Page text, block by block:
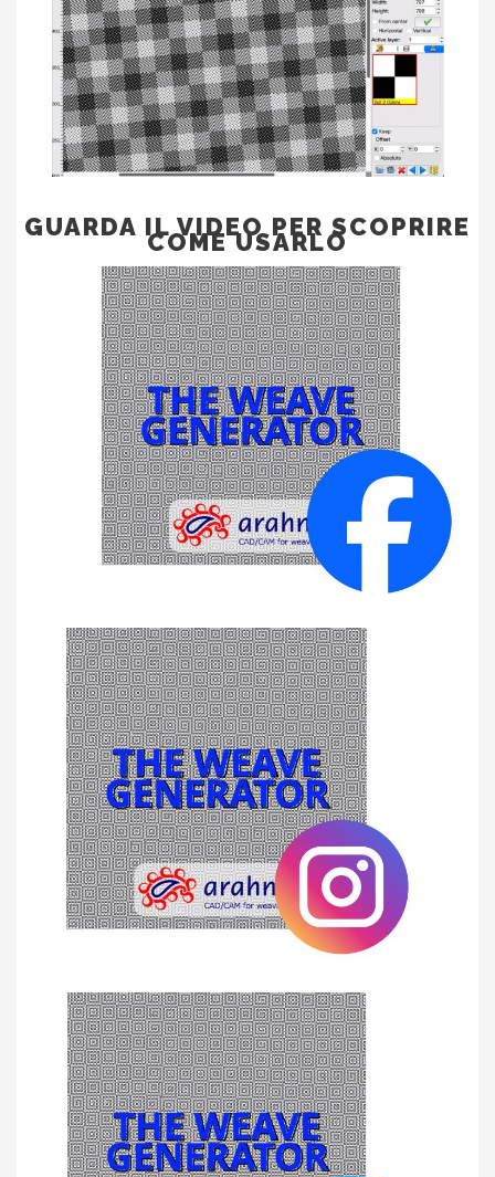
GUARDA IL VIDEO PER SCOPRIRE
COME USARLO